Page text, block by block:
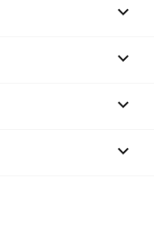



keyboard_arrow_down